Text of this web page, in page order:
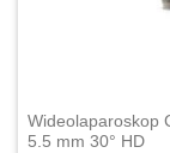
Wideolaparoskop
5.5 mm 30° HD